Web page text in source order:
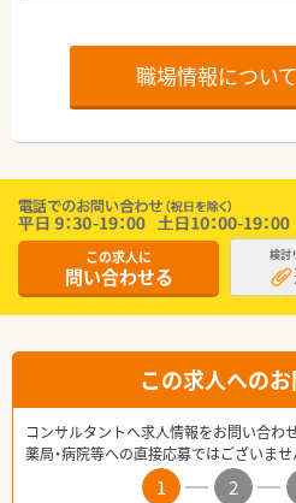
職場情報につい
この求人に
問い合わせる
検討
この求人への
コンサルタントへ求人情報をお問い合わ
薬局・病院等への直接応募ではございませ
1 2